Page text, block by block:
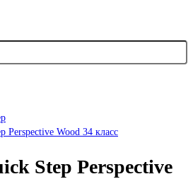
Perspective Wood 34 класс
Step Perspective